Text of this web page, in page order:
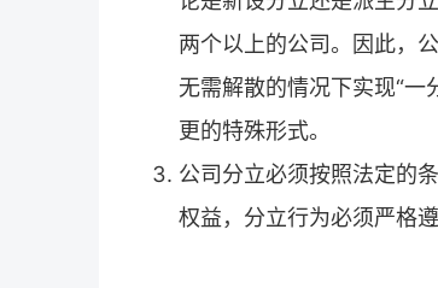
两个以上的公司。因此，
无需解散的情况下实现“一
更的特殊形式。
公司分立必须按照法定的
权益，分立行为必须严格